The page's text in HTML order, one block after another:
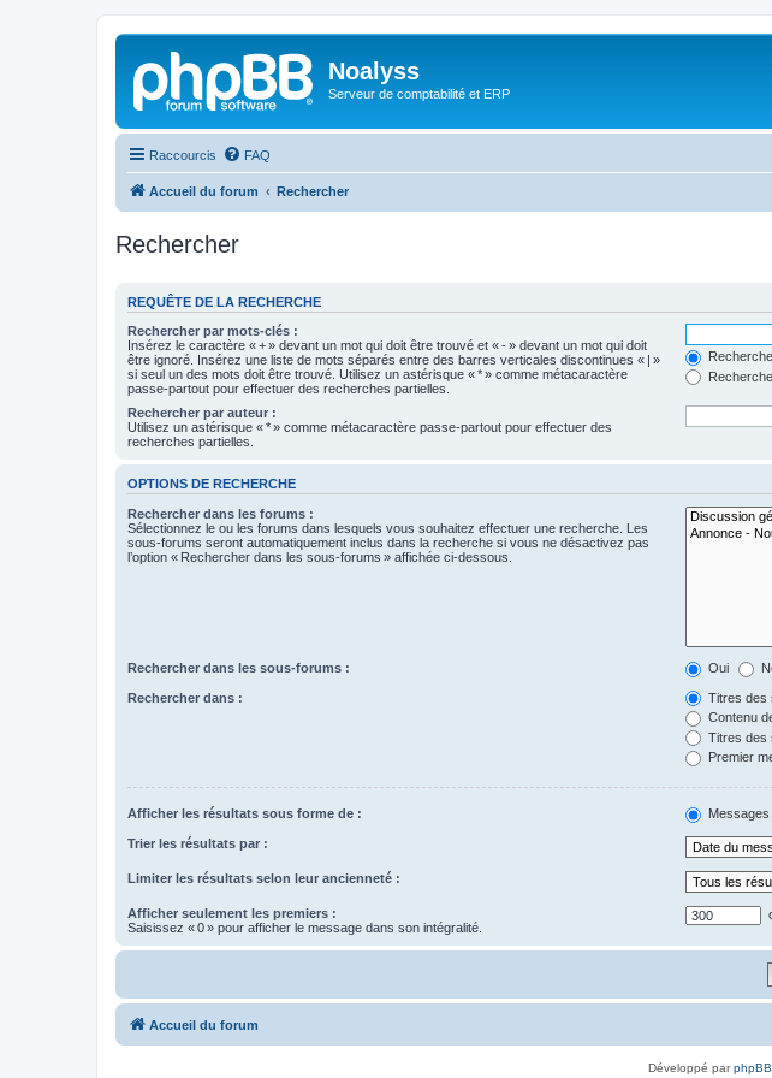
Noalyss
Serveur de comptabilité et ERP
Raccourcis FAQ
Accueil du forum Rechercher
Rechercher
REQUÊTE DE LA RECHERCHE
Rechercher par mots-clés :
Insérez le caractère « + » devant un mot qui doit être trouvé et « - » devant un mot qui doit
être ignoré. Insérez une liste de mots séparés entre des barres verticales discontinues « | »
si seul un des mots doit être trouvé. Utilisez un astérisque « * » comme métacaractère
passe-partout pour effectuer des recherches partielles.
Rechercher par auteur :
Utilisez un astérisque « * » comme métacaractère passe-partout pour effectuer des
recherches partielles.
OPTIONS DE RECHERCHE
Rechercher dans les forums :
Sélectionnez le ou les forums dans lesquels vous souhaitez effectuer une recherche. Les
sous-forums seront automatiquement inclus dans la recherche si vous ne désactivez pas
l’option « Rechercher dans les sous-forums » affichée ci-dessous.
Rechercher dans les sous-forums : Oui
Rechercher dans :
Titres des
Contenu
Titres des
Premier
Afficher les résultats sous forme de : Messages
Trier les résultats par :
Limiter les résultats selon leur ancienneté :
Afficher seulement les premiers :
Saisissez « 0 » pour afficher le message dans son intégralité.
Accueil du forum
Développé parphpBB